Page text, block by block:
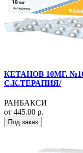
КЕТАНОВ 10МГ.
С.К.ТЕРАПИЯ/
РАНБАКСИ
от 445.00 р.
Под заказ